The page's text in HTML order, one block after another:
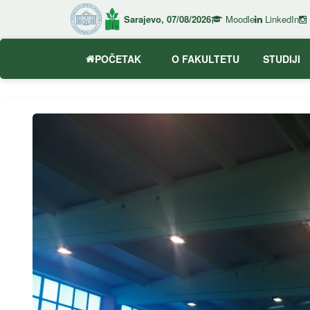
Sarajevo, 07/08/2026 Moodle LinkedIn
POČETAK O FAKULTETU STUDIJI